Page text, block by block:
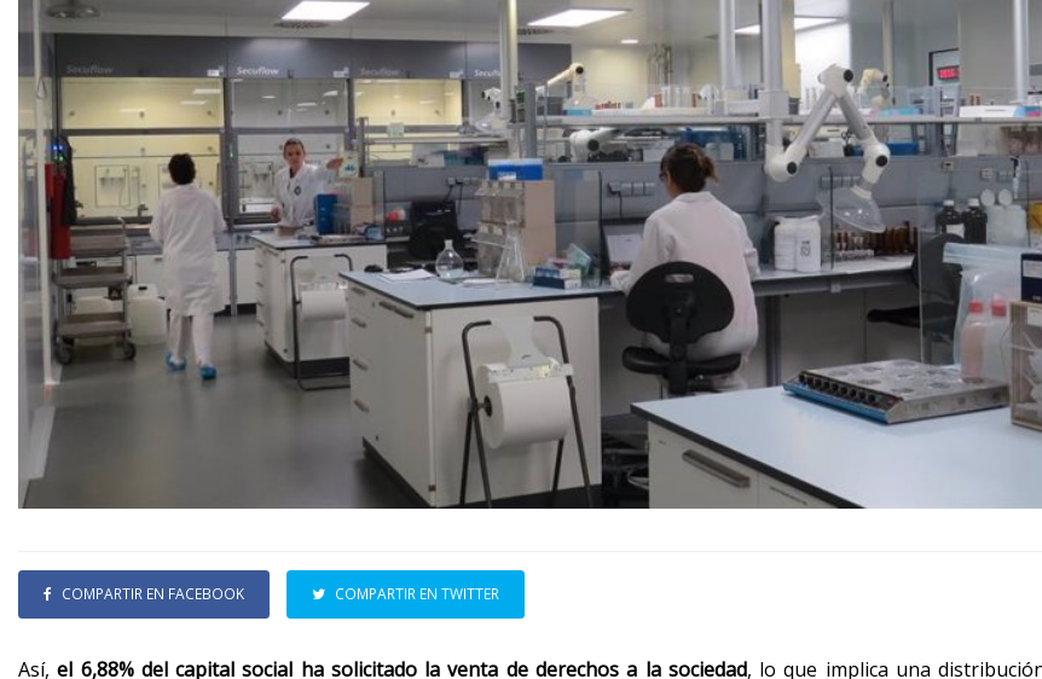
COMPARTIR EN FACEBOOK COMPARTIR EN TWITTER
Así,el 6,88% del capital social ha solicitado la venta de derechos a la sociedad, lo que implica una